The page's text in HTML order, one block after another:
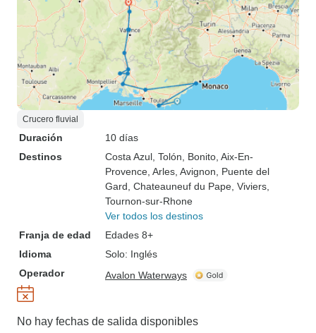
Crucero fluvial
Duración
10 días
Destinos
Costa Azul , Tolón , Bonito , Aix-En-
Provence , Arles , Avignon , Puente del
Gard , Chateauneuf du Pape , Viviers
Tournon-sur-Rhone
Ver todos los destinos
Franja de edad
Edades 8+
Idioma
Solo: Inglés
Operador
Avalon Waterways
No hay fechas de salida disponibles